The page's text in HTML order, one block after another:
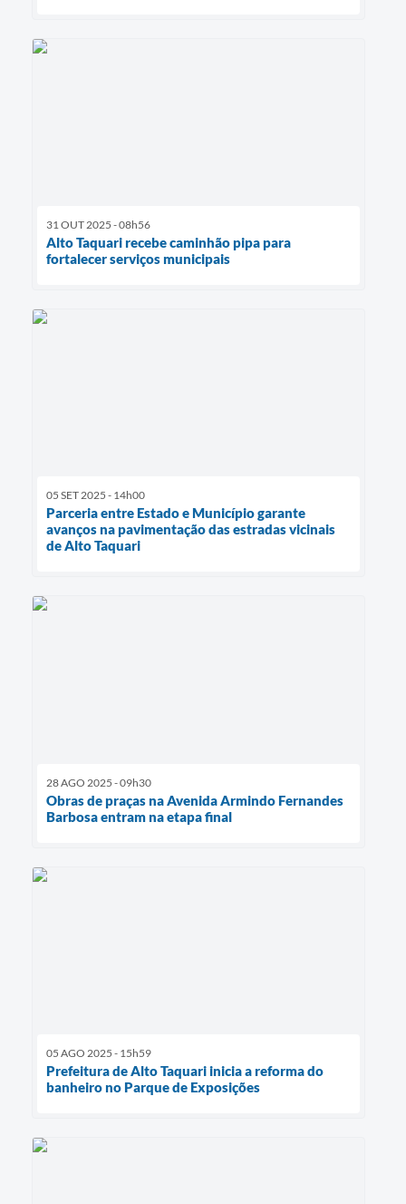
31 OUT 2025 - 08h56
Alto Taquari recebe caminhão pipa para
fortalecer serviços municipais
05 SET 2025 - 14h00
Parceria entre Estado e Município garante
avanços na pavimentação das estradas vicinais
de Alto Taquari
28 AGO 2025 - 09h30
Obras de praças na Avenida Armindo Fernandes
Barbosa entram na etapa final
05 AGO 2025 - 15h59
Prefeitura de Alto Taquari inicia a reforma do
banheiro no Parque de Exposições